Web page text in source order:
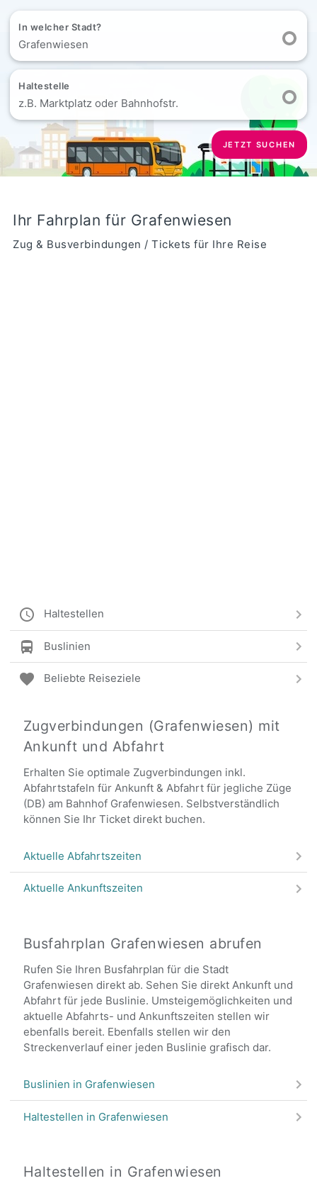
In welcher Stadt?
Grafenwiesen
Haltestelle
z.B. Marktplatz oder Bahnhofstr.
JETZT SUCHEN
Ihr Fahrplan für Grafenwiesen
Zug & Busverbindungen / Tickets für Ihre Reise
Haltestellen
Buslinien
Beliebte Reiseziele
Zugverbindungen (Grafenwiesen) mit
Ankunft und Abfahrt
Erhalten Sie optimale Zugverbindungen inkl.
Abfahrtstafeln für Ankunft & Abfahrt für jegliche Züge
(DB) am Bahnhof Grafenwiesen. Selbstverständlich
können Sie Ihr Ticket direkt buchen.
Aktuelle Abfahrtszeiten
Aktuelle Ankunftszeiten
Busfahrplan Grafenwiesen abrufen
Rufen Sie Ihren Busfahrplan für die Stadt
Grafenwiesen direkt ab. Sehen Sie direkt Ankunft und
Abfahrt für jede Buslinie. Umsteigemöglichkeiten und
aktuelle Abfahrts- und Ankunftszeiten stellen wir
ebenfalls bereit. Ebenfalls stellen wir den
Streckenverlauf einer jeden Buslinie grafisch dar.
Buslinien in Grafenwiesen
Haltestellen in Grafenwiesen
Haltestellen in Grafenwiesen